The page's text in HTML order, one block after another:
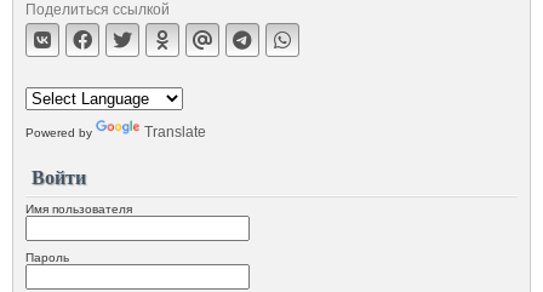
Поделиться ссылкой
Powered by Translate
Войти
Имя пользователя
Пароль